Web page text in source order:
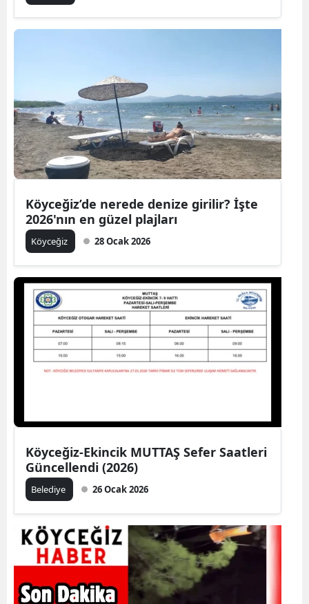
Köyceğiz’de nerede denize girilir? İşte
2026'nın en güzel plajları
Köyceğiz 28 Ocak 2026
Köyceğiz-Ekincik MUTTAŞ Sefer Saatleri
Güncellendi (2026)
Belediye 26 Ocak 2026